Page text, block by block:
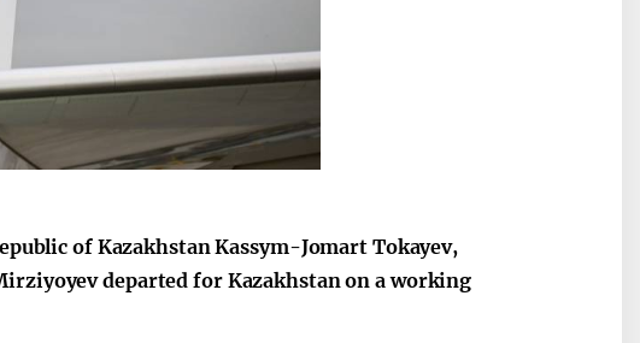
– 2030”
of Kazakhstan Kassym-Jomart Tokayev,
departed for Kazakhstan on a working